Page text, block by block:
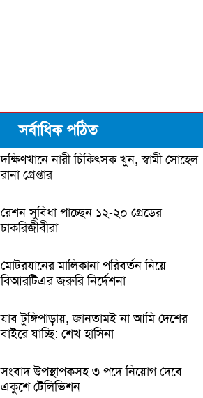
ঢাবি শিক্ষার্থীকে ধর্ষণ : মজনুর বিরুদ্ধে রায়
১৯ নভেম্বর
ঢাকায় বাসে আগুনের ঘটনায় ৯ মামলা,
এসআই আকবরের ৭ দিনের রিমান্ড মঞ্জুর
আদেশ স্থগিত
জঙ্গি আস্তানা সন্দেহে সিরাজগঞ্জে অভিযানে
র‌্যাব
সর্বাধিক পঠিত
দক্ষিণখানে নারী চিকিৎসক খুন, স্বামী সোহেল
রানা গ্রেপ্তার
রেশন সুবিধা পাচ্ছেন ১২-২০ গ্রেডের
চাকরিজীবীরা
মোটরযানের মালিকানা পরিবর্তন নিয়ে
বিআরটিএর জরুরি নির্দেশনা
যাব টুঙ্গিপাড়ায়, জানতামই না আমি দেশের
বাইরে যাচ্ছি: শেখ হাসিনা
সংবাদ উপস্থাপকসহ ৩ পদে নিয়োগ দেবে
একুশে টেলিভিশন